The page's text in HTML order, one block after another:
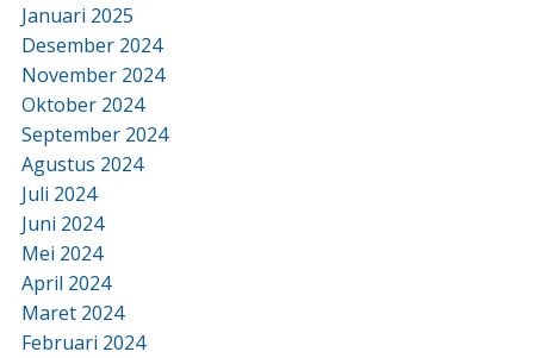
Januari 2025
Desember 2024
November 2024
Oktober 2024
September 2024
Agustus 2024
Juli 2024
Juni 2024
Mei 2024
April 2024
Maret 2024
Februari 2024